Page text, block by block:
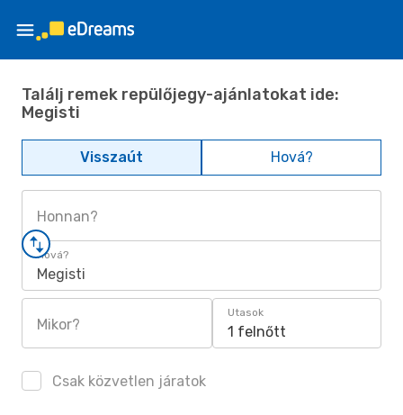
Találj remek repülőjegy-ajánlatokat ide:
Megisti
Visszaút Hová?
Honnan?
Hová?
Megisti
Mikor?
Utasok
1 felnőtt
Csak közvetlen járatok